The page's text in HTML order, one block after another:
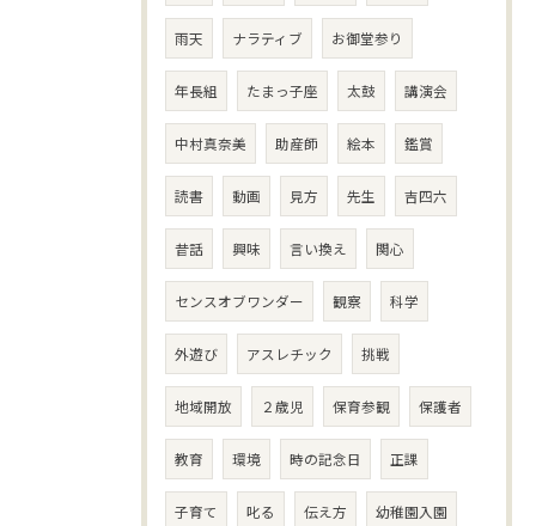
雨天 ナラティブ お御堂参り
年長組 たまっ子座 太鼓 講演会
中村真奈美 助産師 絵本 鑑賞
読書 動画 見方 先生 吉四六
昔話 興味 言い換え 関心
センスオブワンダー 観察 科学
外遊び アスレチック 挑戦
地域開放 ２歳児 保育参観 保護者
教育 環境 時の記念日 正課
子育て 叱る 伝え方 幼稚園入園